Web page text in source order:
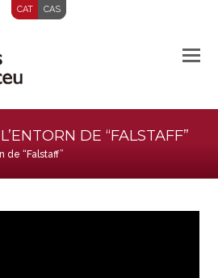
CAT CAS
DE “FALSTAFF”
de “Falstaff”